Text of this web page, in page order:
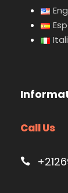
Call Us